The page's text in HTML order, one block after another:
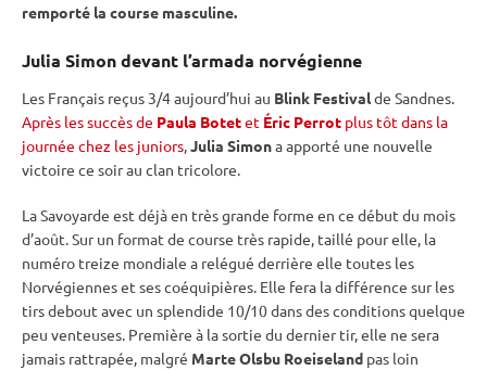
remporté la course masculine.
Julia Simon devant l’armada norvégienne
Les Français reçus 3/4 aujourd’hui au Blink Festivalde Sandnes.
Après les succès de Paula Botetet Éric Perrot plus tôt dans la
journée chez les juniors,Julia Simona apporté une nouvelle
victoire ce soir au clan tricolore.
La Savoyarde est déjà en très grande forme en ce début du mois
d’août. Sur un format de course très rapide, taillé pour elle, la
numéro treize mondiale a relégué derrière elle toutes les
Norvégiennes et ses coéquipières. Elle fera la différence sur les
tirsdebout avec un splendide 10/10 dans des conditions quelque
peu venteuses. Première à la sortie du dernier tir, elle ne sera
jamais rattrapée, malgré Marte Olsbu Roeiseland pas loin